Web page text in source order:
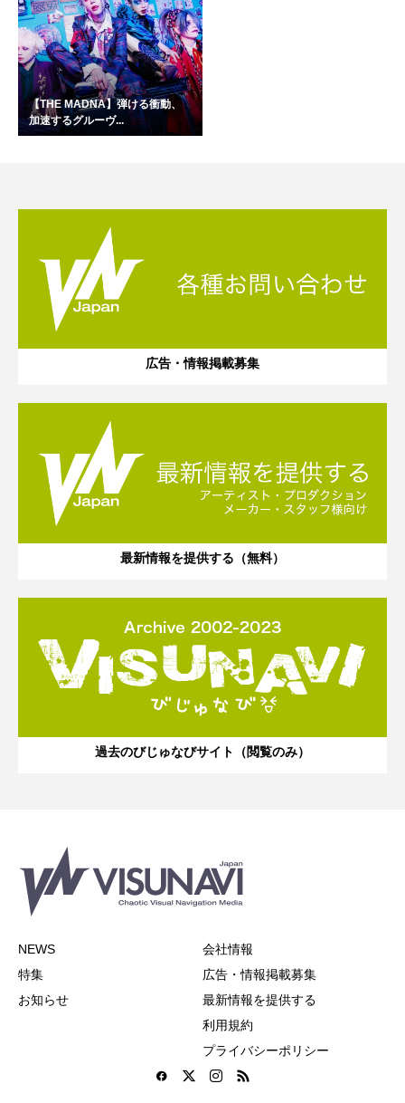
【THE MADNA】弾ける衝動、
加速するグルーヴ...
広告・情報掲載募集
最新情報を提供する（無料）
過去のびじゅなびサイト（閲覧のみ）
NEWS
特集
お知らせ
会社情報
広告・情報掲載募集
最新情報を提供する
利用規約
プライバシーポリシー